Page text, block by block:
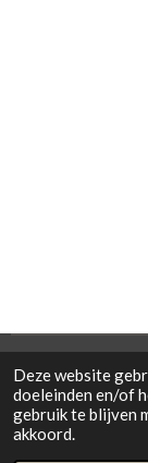
Deze website
doeleinden en/of
gebruik te blijven
akkoord.
© 2021